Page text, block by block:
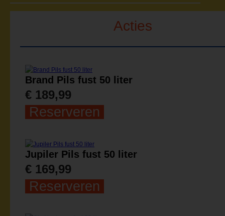
Acties
Brand Pils fust 50 liter
€ 189,99
Reserveren
Jupiler Pils fust 50 liter
€ 169,99
Reserveren